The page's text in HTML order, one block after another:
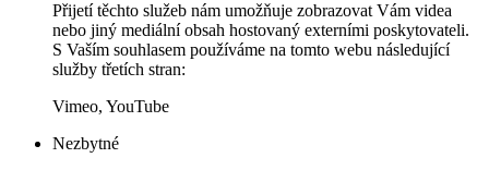
Přijetí těchto služeb nám umožňuje zobrazovat Vám videa
nebo jiný mediální obsah hostovaný externími poskytovateli.
S Vaším souhlasem používáme na tomto webu následující
služby třetích stran:
Vimeo, YouTube
Nezbytné